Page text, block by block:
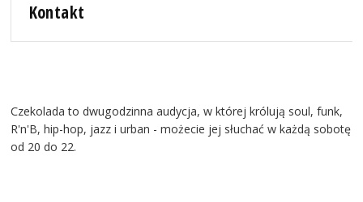
Kontakt
Czekolada to dwugodzinna audycja, w której królują soul, funk,
R'n'B, hip-hop, jazz i urban - możecie jej słuchać w każdą sobotę
od 20 do 22.